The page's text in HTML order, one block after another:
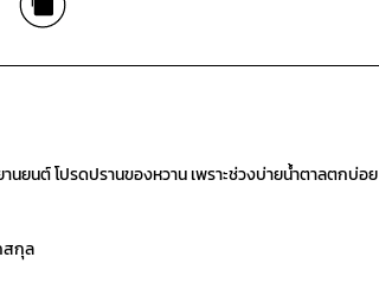
ยนต์ โปรดปรานของหวาน เพราะช่วงบ่ายน้ำตาลตกบ่อย
สกุล